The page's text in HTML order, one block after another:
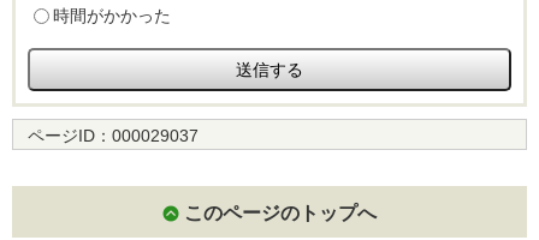
時間がかかった
ページID： 000029037
このページのトップへ